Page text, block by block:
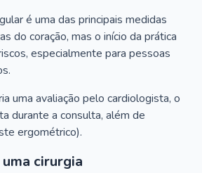
é uma das principais medidas
do coração, mas o início da prática
especialmente para pessoas
uma avaliação pelo cardiologista, o
durante a consulta, além de
ergométrico).
cirurgia